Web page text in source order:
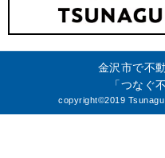
金沢市で不
「つなぐ
copyright©2019